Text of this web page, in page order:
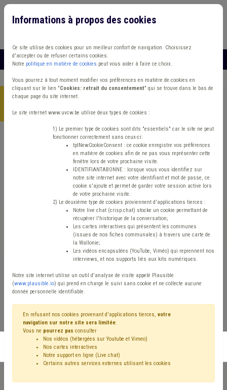
Accueil >Formations>Catalogue en ligne
pour les personnes étrangères
Les aides du CPAS
pour les personnes
étrangères
Former les CPAS et leurs
partenaires, transformer les
parcours
S'inscrire en liste d'attente
Informations à propos des cookies
Ce site utilise des cookies pour un meilleur confort de navigation. Choisissez
d'accepter ou de refuser certains cookies.
Notre politique en matière de cookies peut vous aider à faire ce choix.
Vous pourrez à tout moment modifier vos préférences en matière de cookies en
cliquant sur le lien "Cookies: retrait du consentement" qui se trouve dans le bas de
chaque page du site internet.
Le site internet www.uvcw.be utilise deux types de cookies :
1) Le premier type de cookies sont dits "essentiels" car le site ne peut
fonctionner correctement sans ceux-ci:
tplNewCookieConsent : ce cookie enregistre vos préférences
en matière de cookies afin de ne pas vous représenter cette
fenêtre lors de votre prochaine visite.
IDENTIFIANTABONNE : lorsque vous vous identifiez sur
notre site internet avec votre identifiant et mot de passe, ce
cookie s'ajoute et permet de garder votre session active lors
de votre prochaine visite.
2) Le deuxième type de cookies proviennent d'applications tierces :
Notre live chat (crisp.chat) stocke un cookie permettant de
récupérer l'historique de la conversation;
Les cartes interactives qui présentent les communes
(issues de nos fiches communales) à travers une carte de
la Wallonie;
Les vidéos encapsulées (YouTube, Viméo) qui reprennent nos
interviews, et nos supports liés aux kits numériques.
Notre site internet utilise un outil d'analyse de visite appelé Plausible
(www.plausible.io) qui prend en charge le suivi sans cookie et ne collecte aucune
donnée personnelle identifiable.
En refusant nos cookies provenant d'applications tierces, votre
navigation sur notre site sera limitée.
Vous ne pourrez pas consulter
Nos vidéos (hébergées sur Youtube et Vimeo)
Nos cartes interactives
Notre support en ligne (Live chat)
Certains autres services externes utilisant les cookies